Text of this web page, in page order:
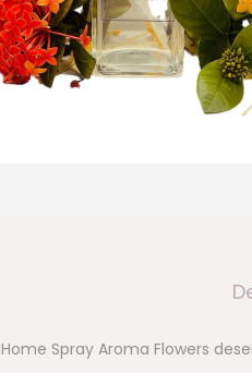
Home Spray Aroma Flowers